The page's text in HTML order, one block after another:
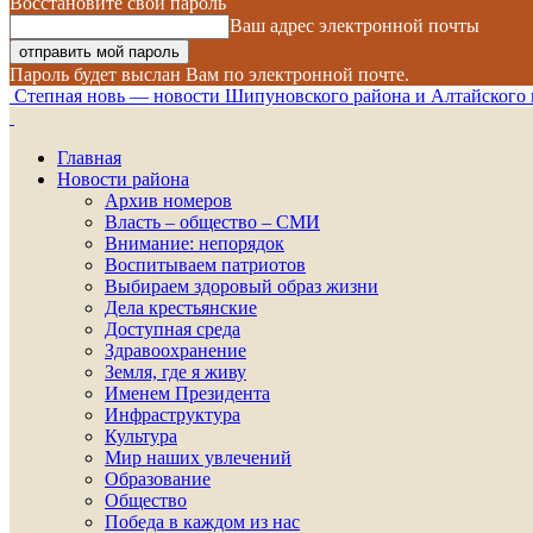
Ваш адрес электронной почты
Пароль будет выслан Вам по электронной почте.
Степная новь — новости Шипуновского района и Алтайского
Главная
Новости района
Архив номеров
Власть – общество – СМИ
Внимание: непорядок
Воспитываем патриотов
Выбираем здоровый образ жизни
Дела крестьянские
Доступная среда
Здравоохранение
Земля, где я живу
Именем Президента
Инфраструктура
Культура
Мир наших увлечений
Образование
Общество
Победа в каждом из нас